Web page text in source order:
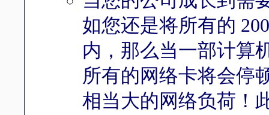
如您还是将所有的
内，那么当一部计算
所有的网络卡将会停
相当大的网络负荷！